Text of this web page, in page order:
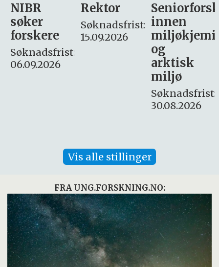
Rektor
Søknadsfrist:
15.09.2026
Seniorforsker
innen
miljøkjemi
søker
– fast
Søknadsfrist:
16. august.
Vis alle stillinger
FRA UNG.FORSKNING.NO: